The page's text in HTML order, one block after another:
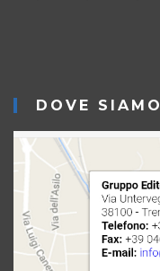
DOVE SIAMO